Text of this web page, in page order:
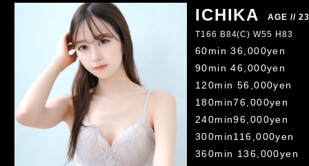
ICHIKA
AGE // 23
T166 B84(C) W55 H83
60min
90min
120min 56,000yen
360min 136,000yen